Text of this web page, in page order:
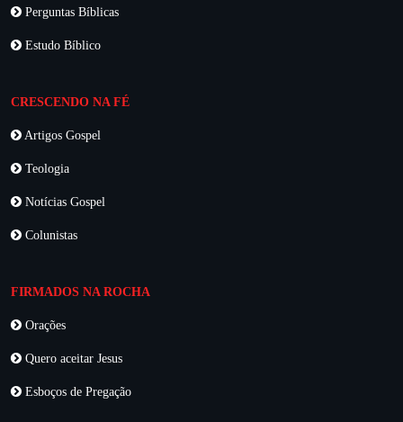
Perguntas Bíblicas
Estudo Bíblico
CRESCENDO NA FÉ
Artigos Gospel
Teologia
Notícias Gospel
Colunistas
FIRMADOS NA ROCHA
Orações
Quero aceitar Jesus
Esboços de Pregação